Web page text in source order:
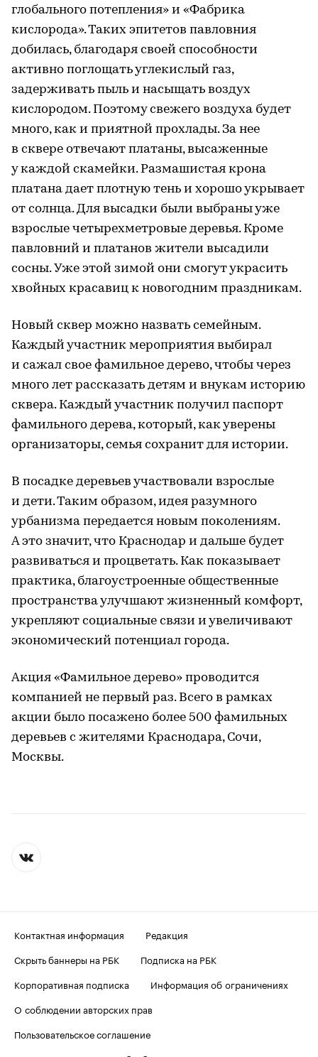
глобального потепления» и «Фабрика
кислорода». Таких эпитетов павловния
добилась, благодаря своей способности
активно поглощать углекислый газ,
задерживать пыль и насыщать воздух
кислородом. Поэтому свежего воздуха будет
много, как и приятной прохлады. За нее
в сквере отвечают платаны, высаженные
у каждой скамейки. Размашистая крона
платана дает плотную тень и хорошо укрывает
от солнца. Для высадки были выбраны уже
взрослые четырехметровые деревья. Кроме
павловний и платанов жители высадили
сосны. Уже этой зимой они смогут украсить
хвойных красавиц к новогодним праздникам.
Новый сквер можно назвать семейным.
Каждый участник мероприятия выбирал
и сажал свое фамильное дерево, чтобы через
много лет рассказать детям и внукам историю
сквера. Каждый участник получил паспорт
фамильного дерева, который, как уверены
организаторы, семья сохранит для истории.
В посадке деревьев участвовали взрослые
и дети. Таким образом, идея разумного
урбанизма передается новым поколениям.
А это значит, что Краснодар и дальше будет
развиваться и процветать. Как показывает
практика, благоустроенные общественные
пространства улучшают жизненный комфорт,
укрепляют социальные связи и увеличивают
экономический потенциал города.
Акция «Фамильное дерево» проводится
компанией не первый раз. Всего в рамках
акции было посажено более 500 фамильных
деревьев с жителями Краснодара, Сочи,
Москвы.
Контактная информация
Редакция
Скрыть баннеры на РБК
Подписка на РБК
Корпоративная подписка
Информация об ограничениях
О соблюдении авторских прав
Пользовательское соглашение